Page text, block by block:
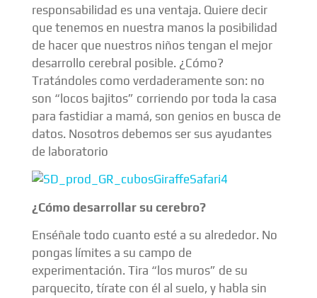
responsabilidad es una ventaja. Quiere decir
que tenemos en nuestra manos la posibilidad
de hacer que nuestros niños tengan el mejor
desarrollo cerebral posible. ¿Cómo?
Tratándoles como verdaderamente son: no
son “locos bajitos” corriendo por toda la casa
para fastidiar a mamá, son genios en busca de
datos. Nosotros debemos ser sus ayudantes
de laboratorio
¿Cómo desarrollar su cerebro?
Enséñale todo cuanto esté a su alrededor. No
pongas límites a su campo de
experimentación. Tira “los muros” de su
parquecito, tírate con él al suelo, y habla sin